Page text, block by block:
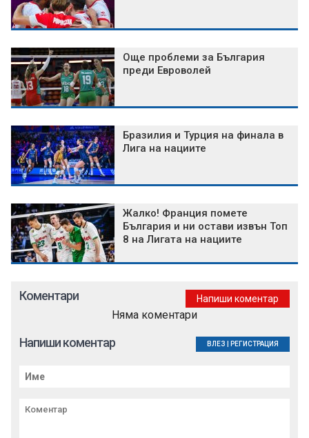
Още проблеми за България
преди Евроволей
Бразилия и Турция на финала в
Лига на нациите
Жалко! Франция помете
България и ни остави извън Топ
8 на Лигата на нациите
Коментари Напиши коментар
Няма коментари
Напиши коментар ВЛЕЗ РЕГИСТРАЦИЯ